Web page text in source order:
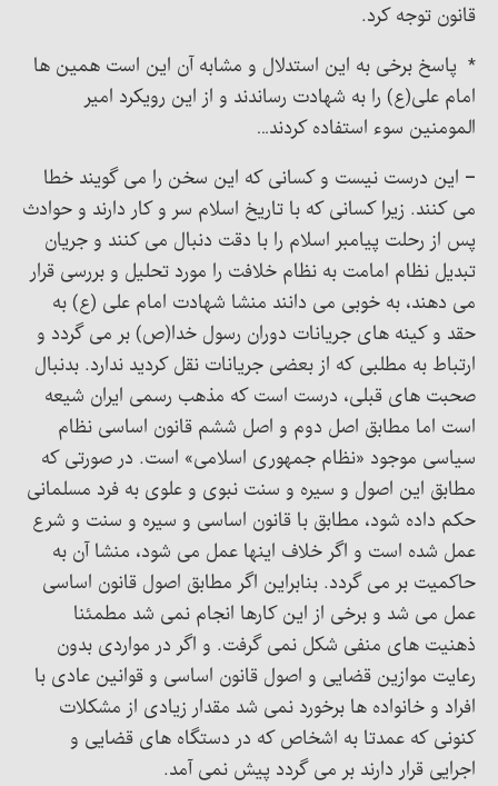
قانون توجه کرد.
* پاسخ برخی به این استدلال و مشابه آن این است همین ها
امام علی(ع) را به شهادت رساندند و از این رویکرد امیر
المومنین سوء استفاده کردند…
– این درست نیست و کسانی که این سخن را می گویند خطا
می کنند. زیرا کسانی که با تاریخ اسلام سر و کار دارند و حوادث
پس از رحلت پیامبر اسلام را با دقت دنبال می کنند و جریان
تبدیل نظام امامت به نظام خلافت را مورد تحلیل و بررسی قرار
می دهند، به خوبی می دانند منشا شهادت امام علی (ع) به
حقد و کینه های جریانات دوران رسول خدا(ص) بر می گردد و
ارتباط به مطلبی که از بعضی جریانات نقل کردید ندارد. بدنبال
صحبت های قبلی، درست است که مذهب رسمی ایران شیعه
است اما مطابق اصل دوم و اصل ششم قانون اساسی نظام
سیاسی موجود «نظام جمهوری اسلامی» است. در صورتی که
مطابق این اصول و سیره و سنت نبوی و علوی به فرد مسلمانی
حکم داده شود، مطابق با قانون اساسی و سیره و سنت و شرع
عمل شده است و اگر خلاف اینها عمل می شود، منشا آن به
حاکمیت بر می گردد. بنابراین اگر مطابق اصول قانون اساسی
عمل می شد و برخی از این کارها انجام نمی شد مطمئنا
ذهنیت های منفی شکل نمی گرفت. و اگر در مواردی بدون
رعایت موازین قضایی و اصول قانون اساسی و قوانین عادی با
افراد و خانواده ها برخورد نمی شد مقدار زیادی از مشکلات
کنونی که عمدتا به اشخاص که در دستگاه های قضایی و
اجرایی قرار دارند بر می گردد پیش نمی آمد.